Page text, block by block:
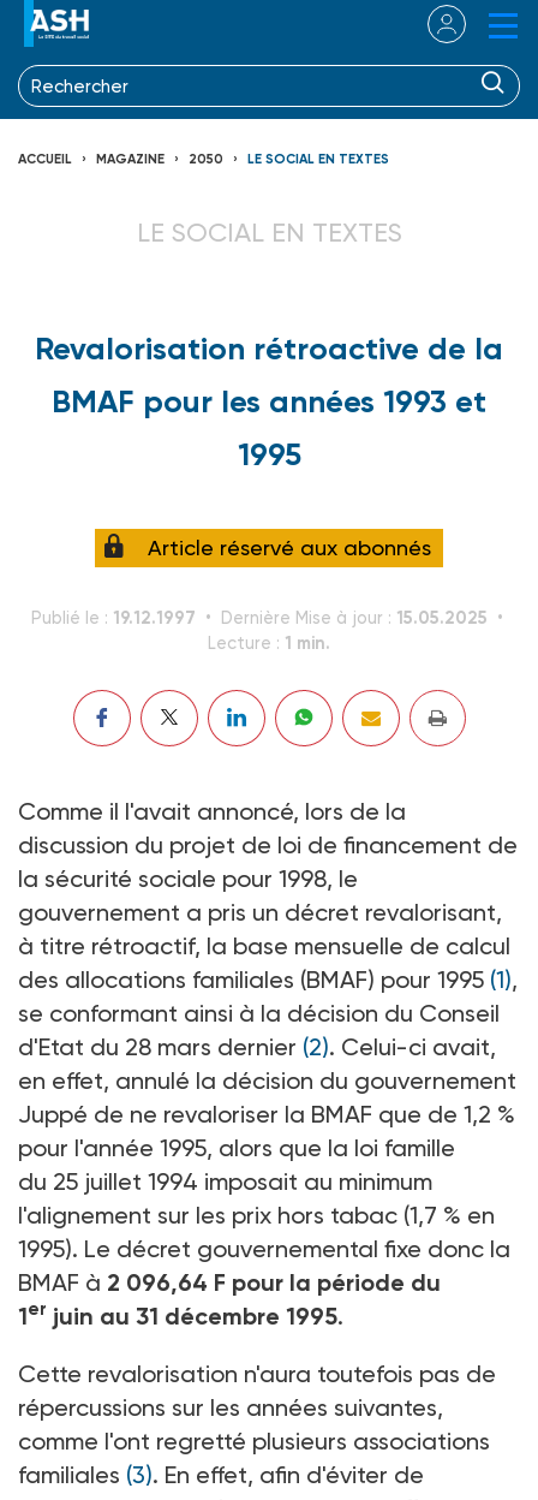
ACCUEIL MAGAZINE 2050 LE SOCIAL EN TEXTES
LE SOCIAL EN TEXTES
Revalorisation rétroactive de la
BMAF pour les années 1993 et
1995
Article réservé aux abonnés
Publié le : 19.12.1997 Dernière Mise à jour : 15.05.2025
Lecture : 1 min.
Comme il l'avait annoncé, lors de la
discussion du projet de loi de financement de
la sécurité sociale pour 1998, le
gouvernement a pris un décret revalorisant,
à titre rétroactif, la base mensuelle de calcul
des allocations familiales (BMAF) pour 1995 (1),
se conformant ainsi à la décision du Conseil
d'Etat du 28 mars dernier (2). Celui-ci avait,
en effet, annulé la décision du gouvernement
Juppé de ne revaloriser la BMAF que de 1,2 %
pour l'année 1995, alors que la loi famille
du 25 juillet 1994 imposait au minimum
l'alignement sur les prix hors tabac (1,7 % en
1995). Le décret gouvernemental fixe donc la
BMAF à 2 096,64 F pour la période du
1er juin au 31 décembre 1995.
Cette revalorisation n'aura toutefois pas de
répercussions sur les années suivantes,
comme l'ont regretté plusieurs associations
familiales (3). En effet, afin d'éviter de